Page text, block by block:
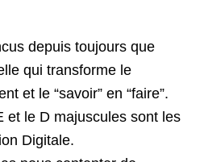
depuis toujours que
qui transforme le
et le “savoir” en “faire”.
et le D majuscules sont les
Digitale.